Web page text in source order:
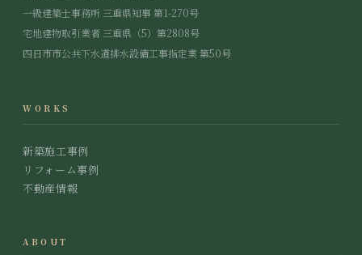
一級建築士事務所 三重県知事 第1-270号
宅地建物取引業者 三重県（5）第2808号
四日市市公共下水道排水設備工事指定業 第50号
WORKS
新築施工事例
リフォーム事例
不動産情報
ABOUT